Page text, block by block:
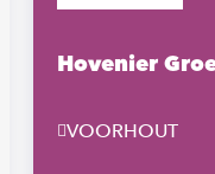
Hovenier
VOORHOUT